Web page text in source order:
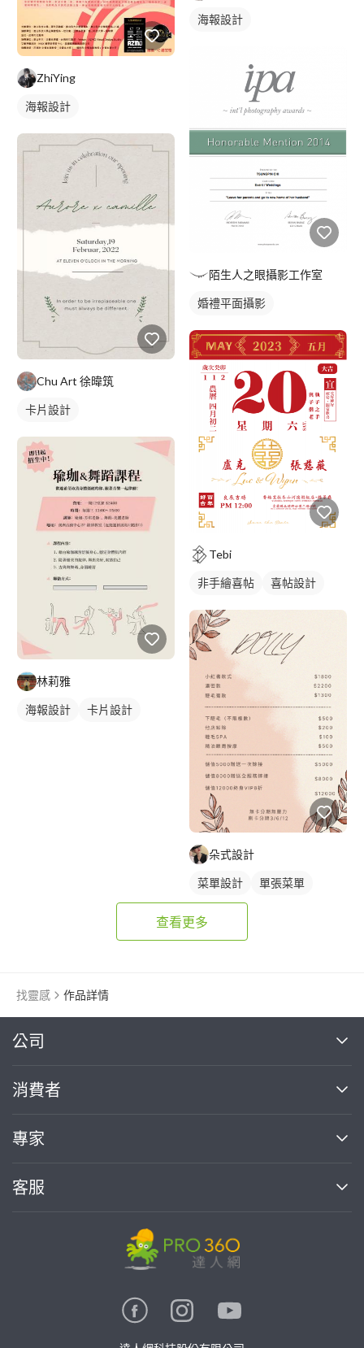
ZhiYing
海報設計
Chu Art 徐暐筑
卡片設計
林莉雅
海報設計 卡片設計
海報設計
陌生人之眼攝影工作室
婚禮平面攝影
Tebi
非手繪喜帖 喜帖設計
朵式設計
菜單設計 單張菜單
查看更多
找靈感 作品詳情
公司
關於我們
部落格
加入我們
消費者
買服務
熱門服務
專家
案件中心
客服
繼續完成